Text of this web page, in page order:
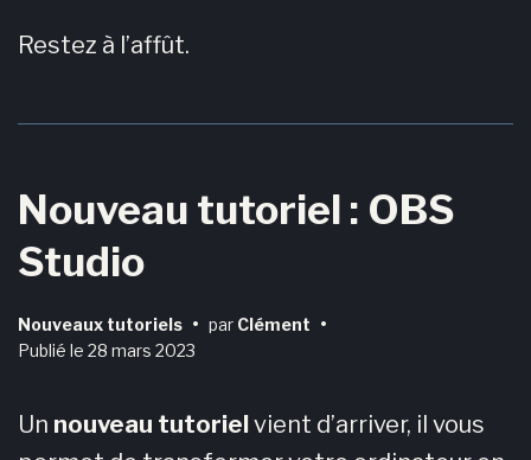
Restez à l’affût.
Nouveau tutoriel : OBS
Studio
Nouveaux tutoriels • par Clément •
Publié le 28 mars 2023
Un nouveau tutorielvient d’arriver, il vous